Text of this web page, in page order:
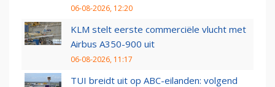
06-08-2026, 12:20
KLM stelt eerste commerciële vlucht met
Airbus A350-900 uit
06-08-2026, 11:17
TUI breidt uit op ABC-eilanden: volgend